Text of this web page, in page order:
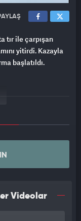
tır ile çarpışan
yitirdi. Kazayla
başlatıldı.
Videolar